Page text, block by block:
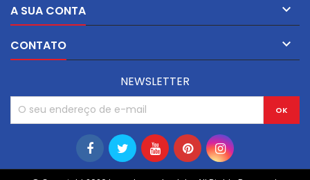
A SUA CONTA 
CONTATO 
NEWSLETTER